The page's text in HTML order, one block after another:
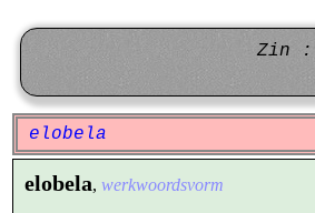
Zin :
elobela
elobela, werkwoordsvorm